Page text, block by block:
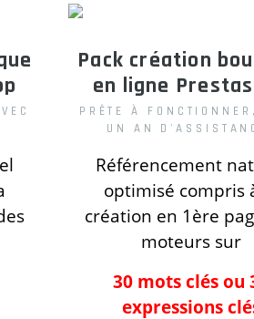
Pack création
en ligne
PRÊTE À
UN AN
Référencement
optimisé compris
création en 1ère
moteurs sur
30 mots clés ou
expressions